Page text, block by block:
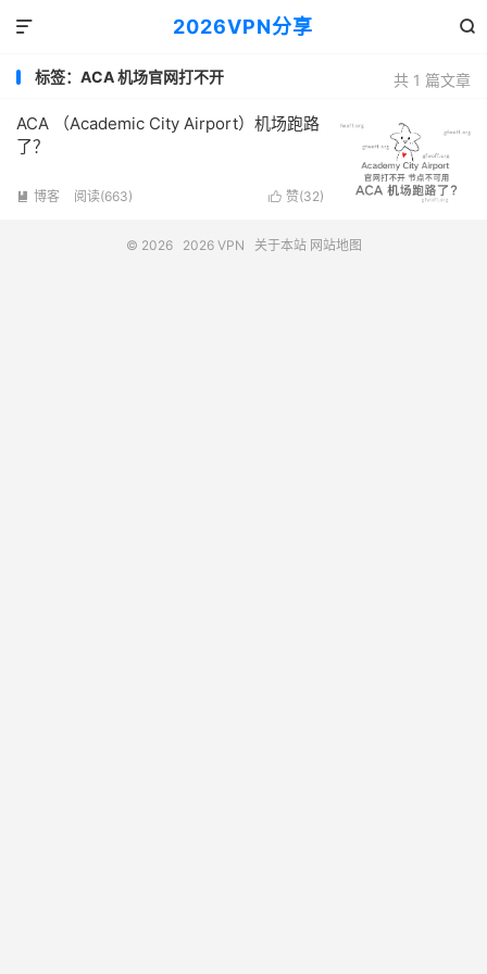
2026VPN分享 

共 1 篇文章
标签：ACA 机场官网打不开
ACA （Academic City Airport）机场跑路
了？
 赞(32)
 博客 阅读(663)
© 2026 2026 VPN 关于本站 网站地图